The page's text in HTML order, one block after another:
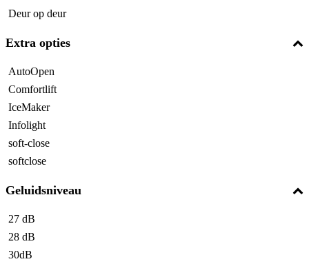
Deur op deur
Extra opties
AutoOpen
Comfortlift
IceMaker
Infolight
soft-close
softclose
Geluidsniveau
27 dB
28 dB
30dB